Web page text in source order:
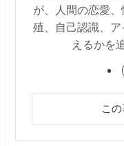
が、人間の恋愛
殖、自己認識、
えるかを
こ